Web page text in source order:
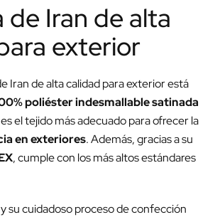
de Iran de alta
exterior
Iran de alta calidad para exterior está
poliéster indesmallable satinada
el tejido más adecuado para ofrecer la
en exteriores. Además, gracias a su
, cumple con los más altos estándares
su cuidadoso proceso de confección